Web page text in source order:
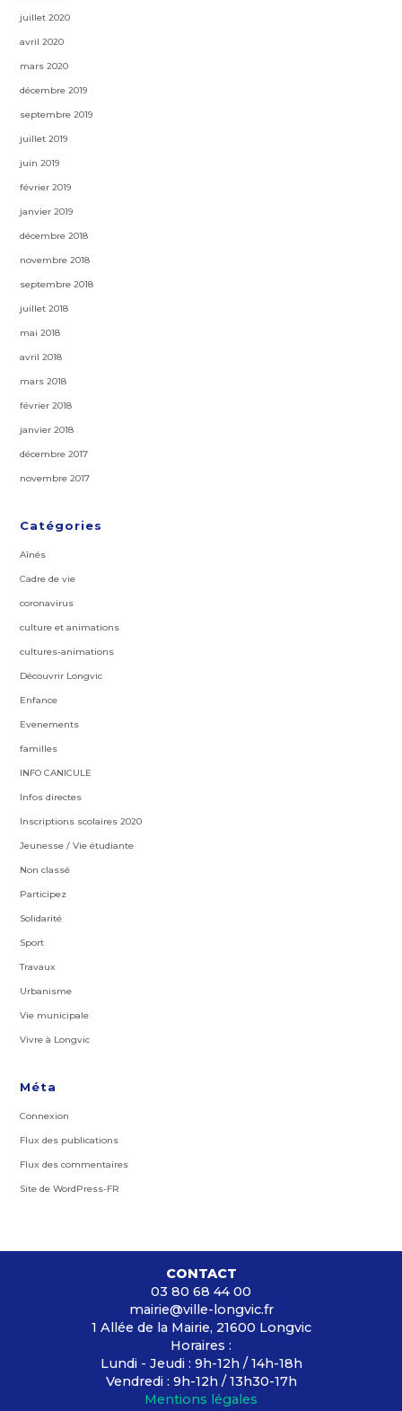
juillet 2020
avril 2020
mars 2020
décembre 2019
septembre 2019
juillet 2019
juin 2019
février 2019
janvier 2019
décembre 2018
novembre 2018
septembre 2018
juillet 2018
mai 2018
avril 2018
mars 2018
février 2018
janvier 2018
décembre 2017
novembre 2017
Catégories
Aînés
Cadre de vie
coronavirus
culture et animations
cultures-animations
Découvrir Longvic
Enfance
Evenements
familles
INFO CANICULE
Infos directes
Inscriptions scolaires 2020
Jeunesse / Vie étudiante
Non classé
Participez
Solidarité
Sport
Travaux
Urbanisme
Vie municipale
Vivre à Longvic
Méta
Connexion
Flux des publications
Flux des commentaires
Site de WordPress-FR
CONTACT
03 80 68 44 00
mairie@ville-longvic.fr
1 Allée de la Mairie, 21600 Longvic
Horaires :
Lundi - Jeudi : 9h-12h / 14h-18h
Vendredi : 9h-12h / 13h30-17h
Mentions légales